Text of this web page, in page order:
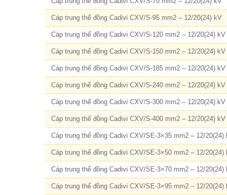
Cáp trung thế đồng Cadivi CXV/S-95 mm2 – 12/20(24) kV
Cáp trung thế đồng Cadivi CXV/S-120 mm2 – 12/20(24) kV
Cáp trung thế đồng Cadivi CXV/S-150 mm2 – 12/20(24) kV
Cáp trung thế đồng Cadivi CXV/S-185 mm2 – 12/20(24) kV
Cáp trung thế đồng Cadivi CXV/S-240 mm2 – 12/20(24) kV
Cáp trung thế đồng Cadivi CXV/S-300 mm2 – 12/20(24) kV
Cáp trung thế đồng Cadivi CXV/S-400 mm2 – 12/20(24) kV
Cáp trung thế đồng Cadivi CXV/SE-3×35 mm2 – 12/20(24)
Cáp trung thế đồng Cadivi CXV/SE-3×50 mm2 – 12/20(24)
Cáp trung thế đồng Cadivi CXV/SE-3×70 mm2 – 12/20(24)
Cáp trung thế đồng Cadivi CXV/SE-3×95 mm2 – 12/20(24)